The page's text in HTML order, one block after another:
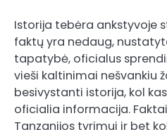
Istorija tebėra ankstyvoje
faktų yra nedaug,
tapatybė, oficialus
vieši kaltinimai nešvankiu
besivystanti istorija, kol
oficialia informacija.
Tanzanijos tyrimui ir bet